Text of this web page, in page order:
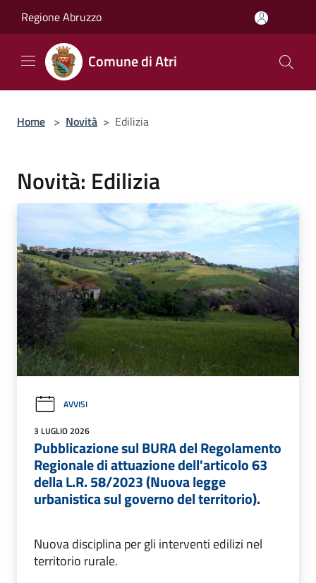
Regione Abruzzo
Comune di Atri
Home > Novità > Edilizia
Novità: Edilizia
AVVISI
3 LUGLIO 2026
Pubblicazione sul BURA del Regolamento
Regionale di attuazione dell'articolo 63
della L.R. 58/2023 (Nuova legge
urbanistica sul governo del territorio).
Nuova disciplina per gli interventi edilizi nel
territorio rurale.